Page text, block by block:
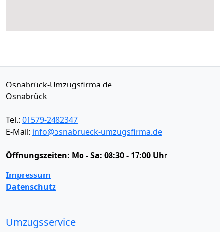
Osnabrück-Umzugsfirma.de
Osnabrück
Tel.: 01579-2482347
E-Mail: info@osnabrueck-umzugsfirma.de
Öffnungszeiten: Mo - Sa: 08:30 - 17:00 Uhr
Impressum
Datenschutz
Umzugsservice